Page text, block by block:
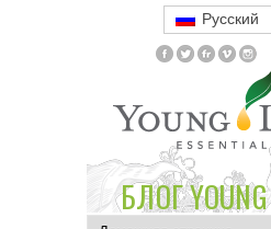
Русский
БЛОГ